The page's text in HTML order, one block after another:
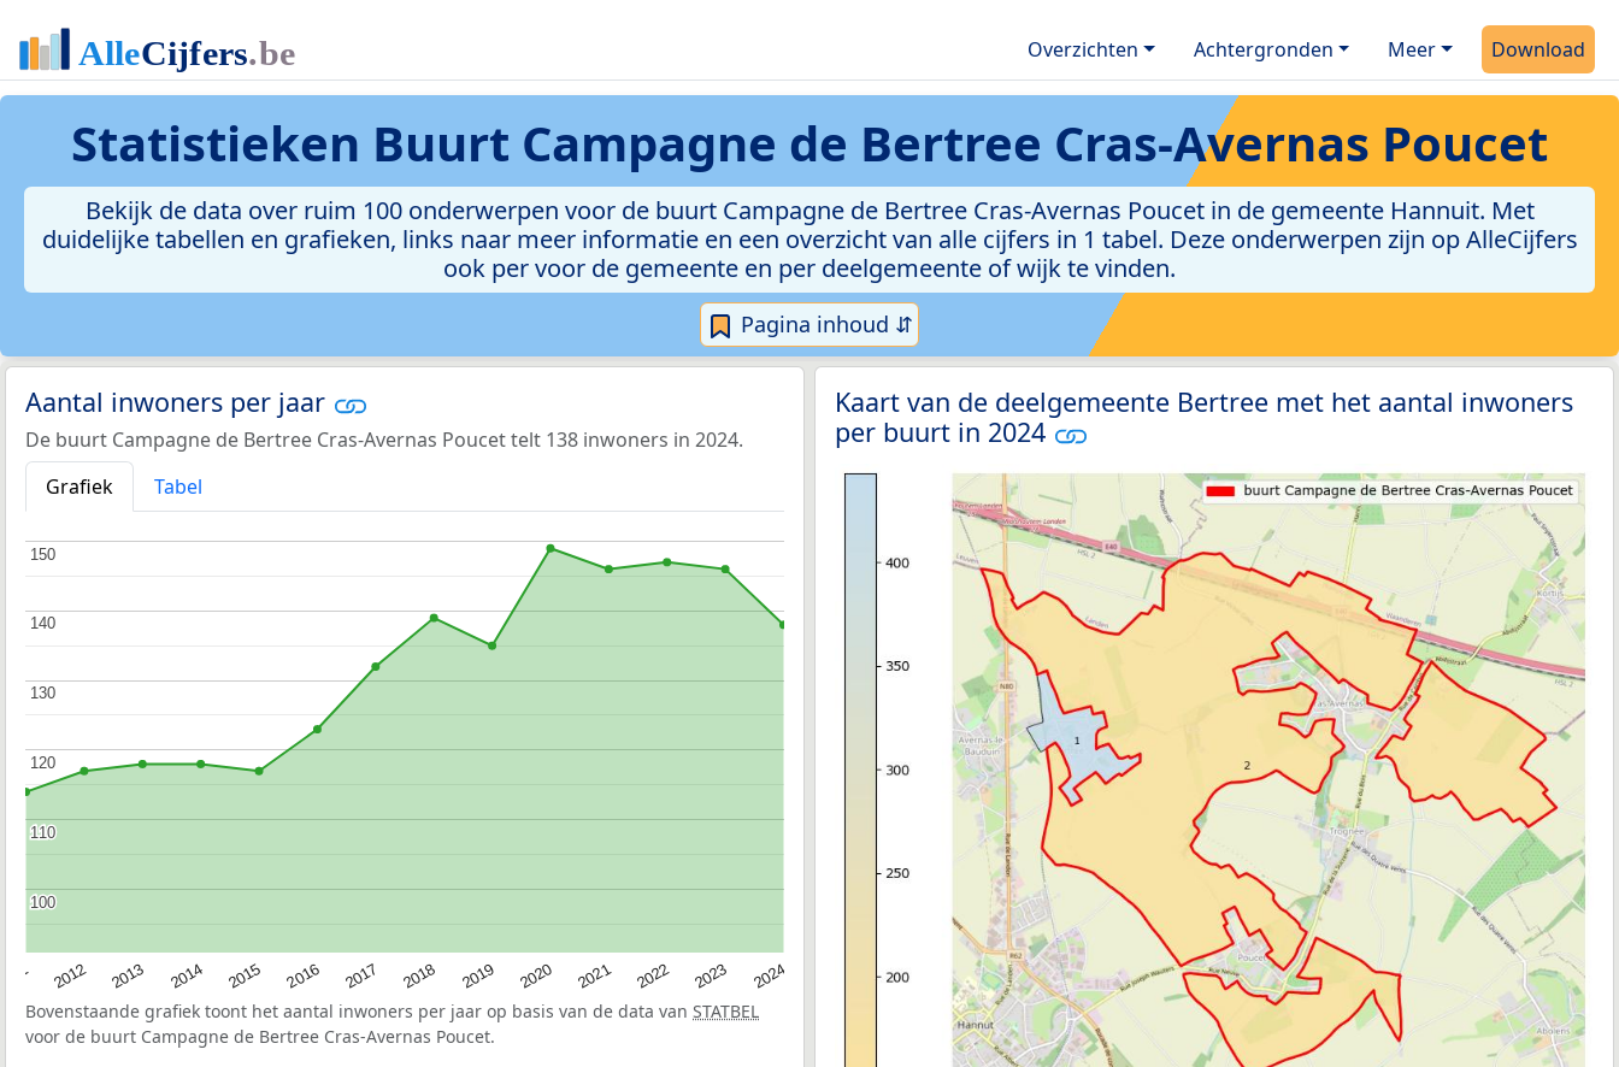
Overzichten Achtergronden Meer Download
Statistieken Buurt Campagne de Bertree Cras-Avernas Poucet
Bekijk de data over ruim 100 onderwerpen voor de buurt Campagne de Bertree Cras-Avernas Poucet in de gemeente Hannuit. Met
duidelijke tabellen en grafieken, links naar meer informatie en een overzicht van alle cijfers in 1 tabel. Deze onderwerpen zijn op AlleCijfers
ook per voor de gemeente en per deelgemeente of wijk te vinden.
Pagina inhoud ⇵
Aantal inwoners per jaar
De buurt Campagne de Bertree Cras-Avernas Poucet telt 138 inwoners in 2024.
Grafiek
Tabel
2012 2013 2014 2015 2016 2017 2018 2019 2020 2021 2022 2023 2024
100
100
110
110
120
120
130
130
140
140
150
150
Bovenstaande grafiek toont het aantal inwoners per jaar op basis van de data van STATBEL
voor de buurt Campagne de Bertree Cras-Avernas Poucet.
Kaart van de deelgemeente Bertree met het aantal inwoners
per buurt in 2024